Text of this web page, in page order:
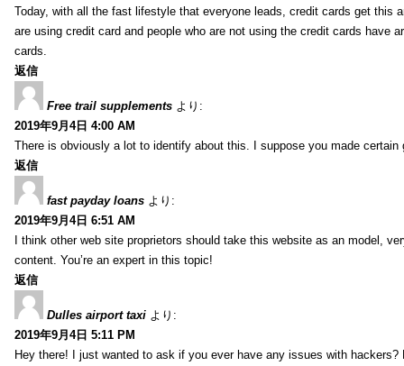
Today, with all the fast lifestyle that everyone leads, credit cards get this
are using credit card and people who are not using the credit cards have
cards.
返信
Free trail supplements より:
2019年9月4日 4:00 AM
There is obviously a lot to identify about this. I suppose you made certain
返信
fast payday loans より:
2019年9月4日 6:51 AM
I think other web site proprietors should take this website as an model,
content. You’re an expert in this topic!
返信
Dulles airport taxi より:
2019年9月4日 5:11 PM
Hey there! I just wanted to ask if you ever have any issues with